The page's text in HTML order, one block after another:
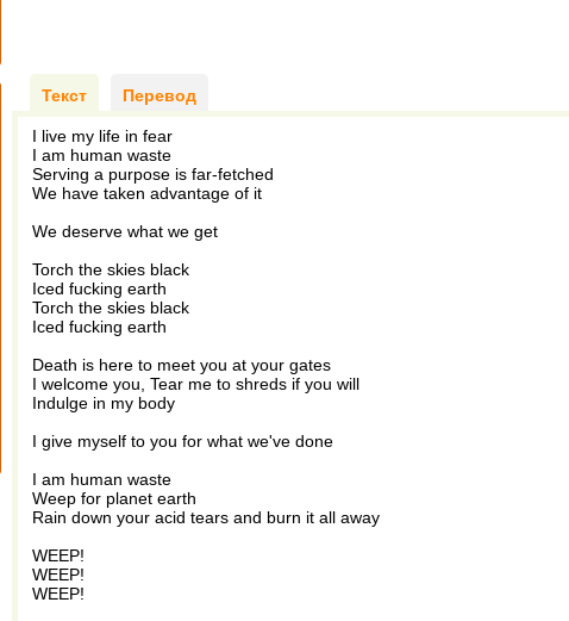
Текст Перевод
I live my life in fear
I am human waste
Serving a purpose is far-fetched
We have taken advantage of it
We deserve what we get
Torch the skies black
Iced fucking earth
Torch the skies black
Iced fucking earth
Death is here to meet you at your gates
I welcome you, Tear me to shreds if you will
Indulge in my body
I give myself to you for what we've done
I am human waste
Weep for planet earth
Rain down your acid tears and burn it all away
WEEP!
WEEP!
WEEP!